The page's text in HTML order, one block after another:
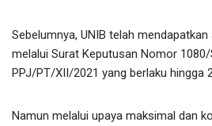
Sebelumnya, UNIB telah
melalui Surat Keputusan Nomor
PPJ/PT/XII/2021 yang berlaku hingga
Namun melalui upaya maksimal dan